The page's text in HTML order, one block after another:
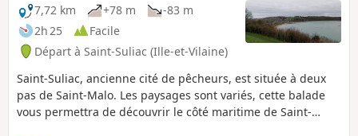
7,72 km
+78 m
-83 m
2h 25
Facile
Départ à Saint-Suliac (Ille-et-Vilaine)
Saint-Suliac, ancienne cité de pêcheurs, est située à deux
pas de Saint-Malo. Les paysages sont variés, cette balade
vous permettra de découvrir le côté maritime de Saint-